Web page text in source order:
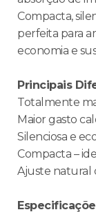
Compacta,
perfeita para
economia e
Principais
Totalmente
Maior gasto
Silenciosa e
Compacta –
Ajuste natural